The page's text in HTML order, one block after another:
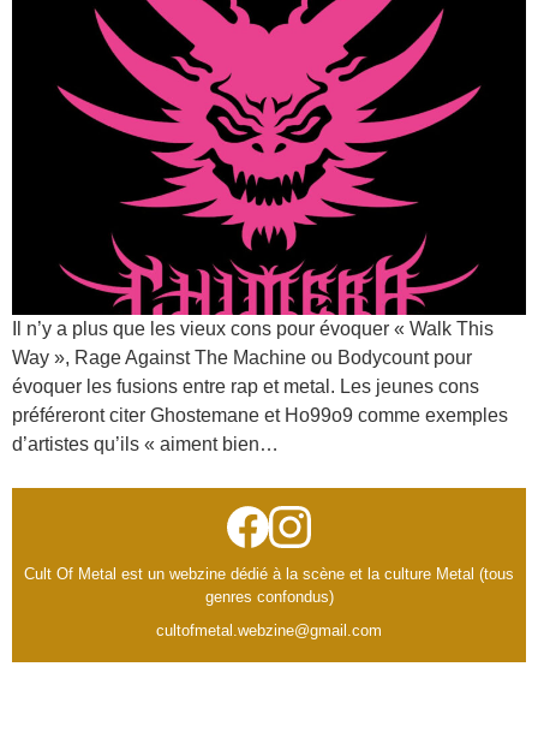
Il n’y a plus que les vieux cons pour évoquer « Walk This
Way », Rage Against The Machine ou Bodycount pour
évoquer les fusions entre rap et metal. Les jeunes cons
préféreront citer Ghostemane et Ho99o9 comme exemples
d’artistes qu’ils « aiment bien…
Cult Of Metal est un webzine dédié à la scène et la culture Metal (tous
genres confondus)
cultofmetal.webzine@gmail.com